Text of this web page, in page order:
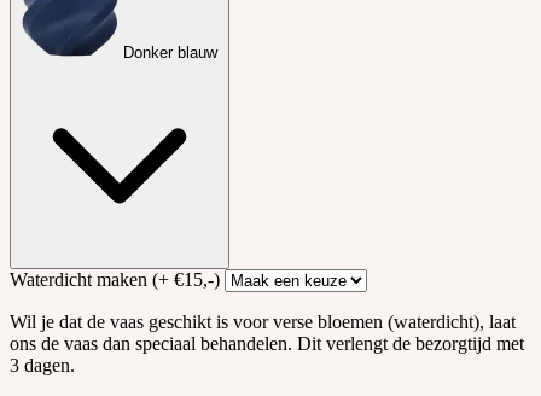
Donker blauw
Waterdicht maken (+ €15,-)
Wil je dat de vaas geschikt is voor verse bloemen (waterdicht), laat
ons de vaas dan speciaal behandelen. Dit verlengt de bezorgtijd met
3 dagen.